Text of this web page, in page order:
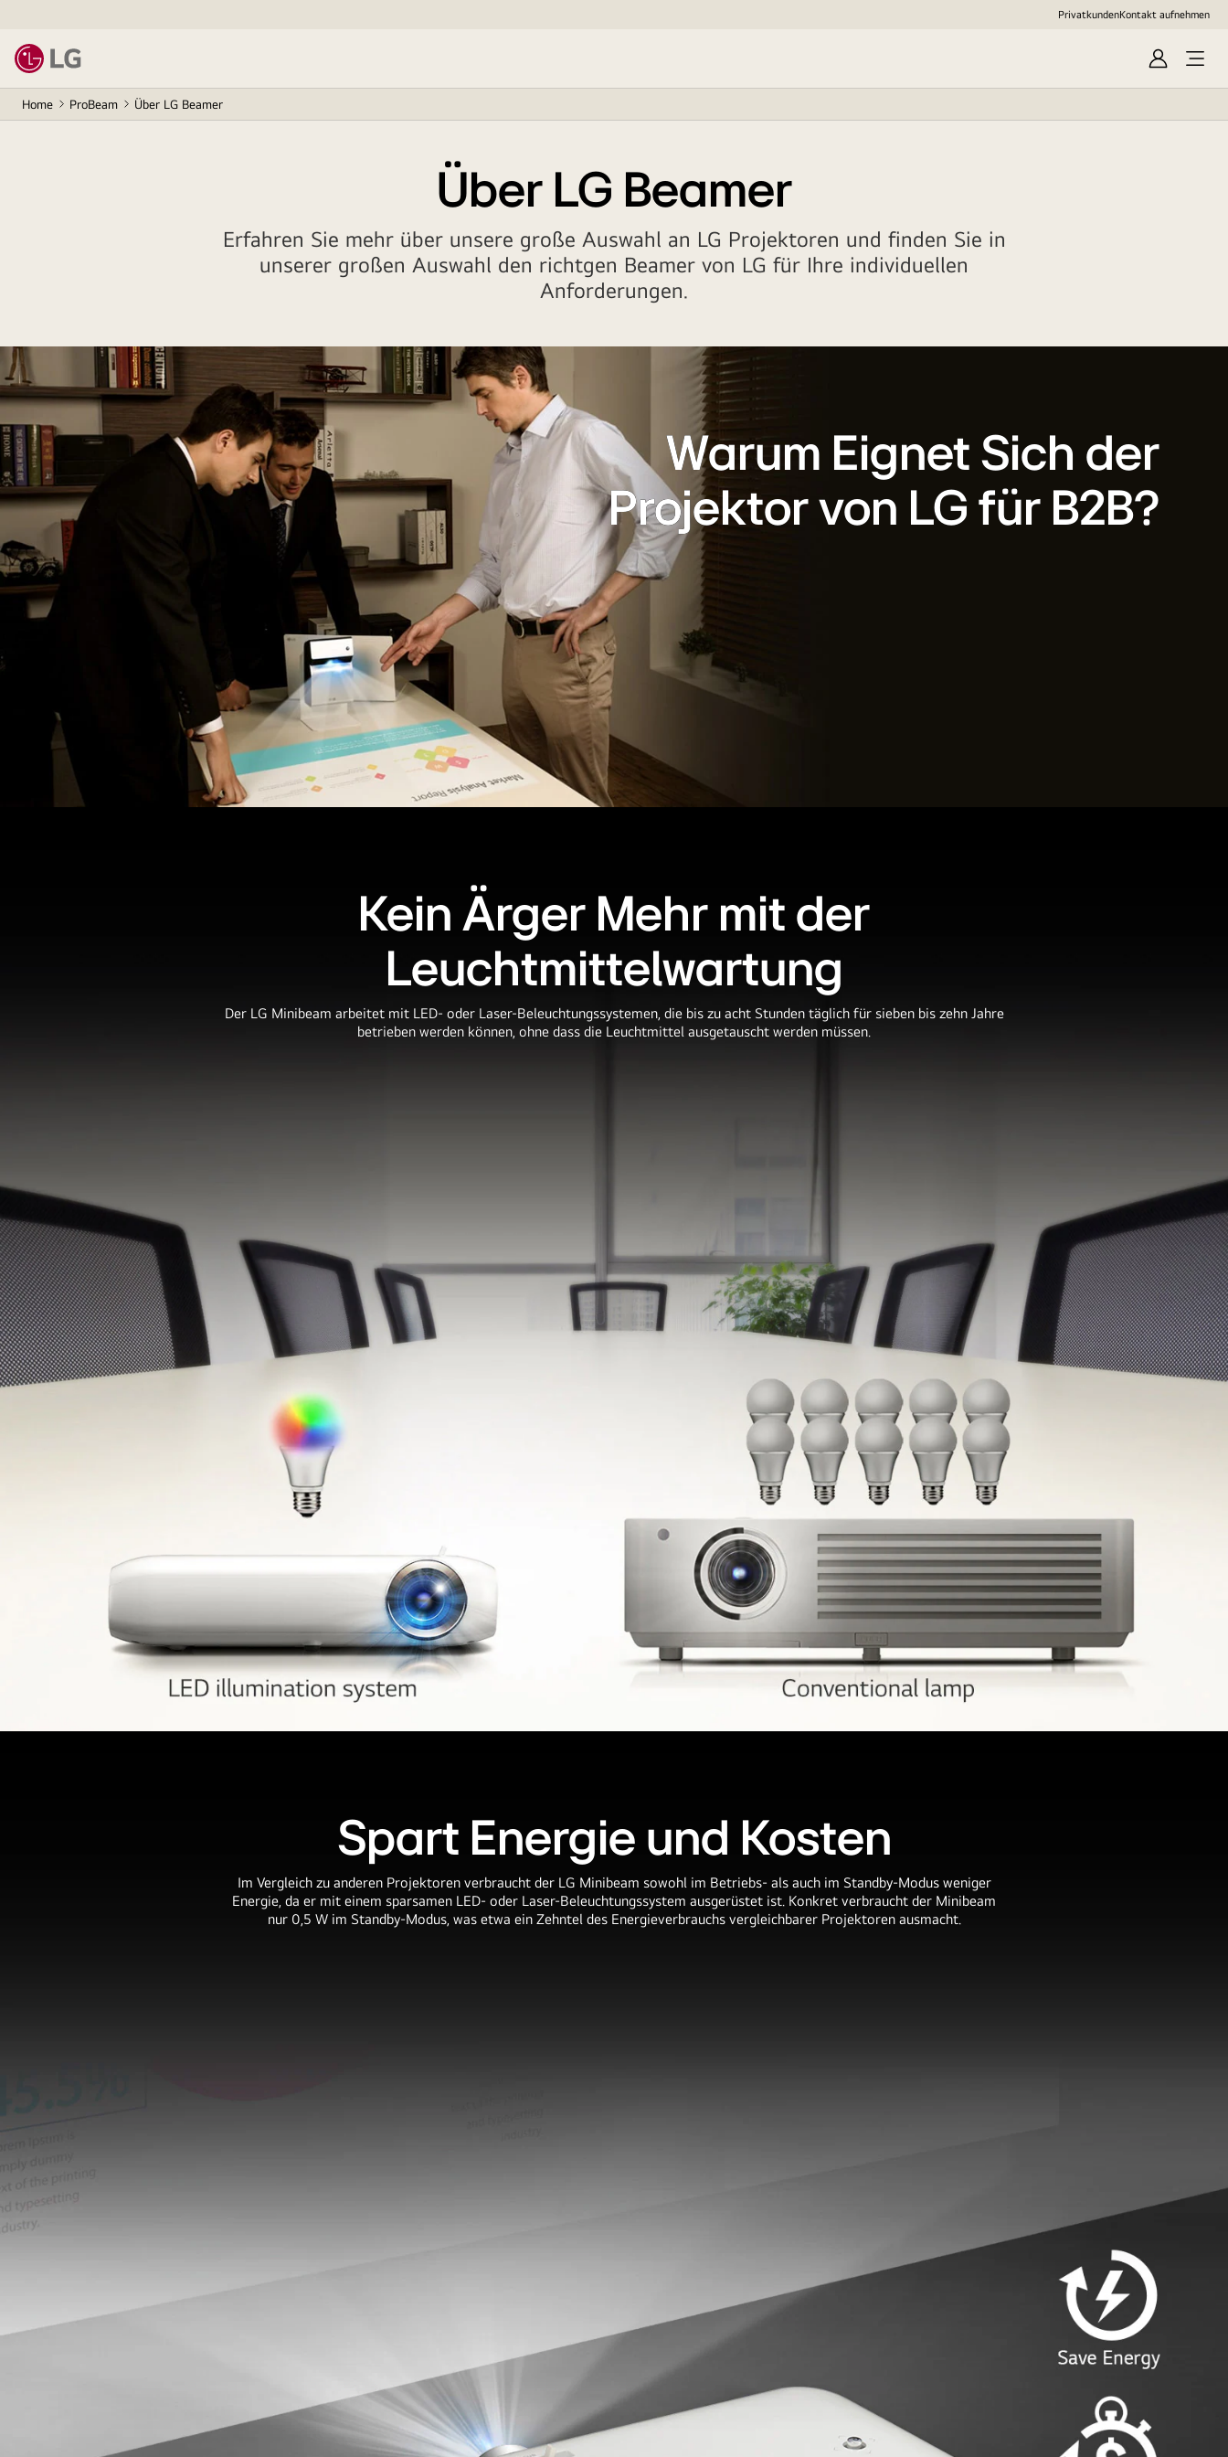
PrivatkundenKontakt aufnehmen
Anmelden
Open
Menu
Home ProBeam Über LG Beamer
Über LG Beamer
Erfahren Sie mehr über unsere große Auswahl an LG Projektoren und finden Sie in
unserer großen Auswahl den richtgen Beamer von LG für Ihre individuellen
Anforderungen.
Warum Eignet Sich der
Projektor von LG für B2B?
Kein Ärger Mehr mit der
Leuchtmittelwartung
Der LG Minibeam arbeitet mit LED- oder Laser-Beleuchtungssystemen, die bis zu acht Stunden täglich für sieben bis zehn Jahre
betrieben werden können, ohne dass die Leuchtmittel ausgetauscht werden müssen.
Spart Energie und Kosten
Im Vergleich zu anderen Projektoren verbraucht der LG Minibeam sowohl im Betriebs- als auch im Standby-Modus weniger
Energie, da er mit einem sparsamen LED- oder Laser-Beleuchtungssystem ausgerüstet ist. Konkret verbraucht der Minibeam
nur 0,5 W im Standby-Modus, was etwa ein Zehntel des Energieverbrauchs vergleichbarer Projektoren ausmacht.